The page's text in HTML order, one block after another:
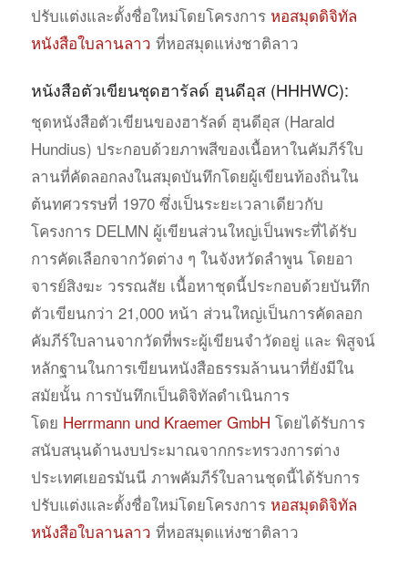
ปรับแต่งและตั้งชื่อใหม่โดยโครงการ หอสมุดดิจิทัล
หนังสือใบลานลาว ที่หอสมุดแห่งชาติลาว
หนังสือตัวเขียนชุดฮารัลด์ ฮุนดีอุส (HHHWC):
ชุดหนังสือตัวเขียนของฮารัลด์ ฮุนดีอุส (Harald
Hundius) ประกอบด้วยภาพสีของเนื้อหาในคัมภีร์ใบ
ลานที่คัดลอกลงในสมุดบันทึกโดยผู้เขียนท้องถิ่นใน
ต้นทศวรรษที่ 1970 ซึ่งเป็นระยะเวลาเดียวกับ
โครงการ DELMN ผู้เขียนส่วนใหญ่เป็นพระที่ได้รับ
การคัดเลือกจากวัดต่าง ๆ ในจังหวัดลำพูน โดยอา
จารย์สิงฆะ วรรณสัย เนื้อหาชุดนี้ประกอบด้วยบันทึก
ตัวเขียนกว่า 21,000 หน้า ส่วนใหญ่เป็นการคัดลอก
คัมภีร์ใบลานจากวัดที่พระผู้เขียนจำวัดอยู่ และ พิสูจน์
หลักฐานในการเขียนหนังสือธรรมล้านนาที่ยังมีใน
สมัยนั้น การบันทึกเป็นดิจิทัลดำเนินการ
โดย Herrmann und Kraemer GmbH โดยได้รับการ
สนับสนุนด้านงบประมาณจากกระทรวงการต่าง
ประเทศเยอรมันนี ภาพคัมภีร์ใบลานชุดนี้ได้รับการ
ปรับแต่งและตั้งชื่อใหม่โดยโครงการ หอสมุดดิจิทัล
หนังสือใบลานลาว ที่หอสมุดแห่งชาติลาว